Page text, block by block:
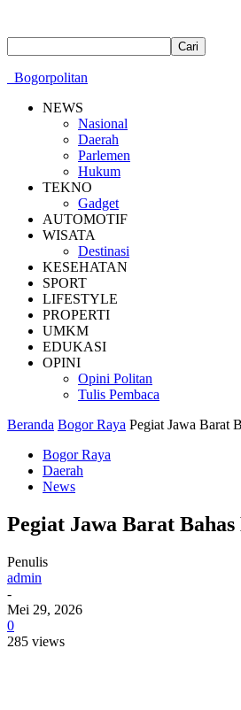
Bogorpolitan
NEWS
Nasional
Daerah
Parlemen
Hukum
TEKNO
Gadget
AUTOMOTIF
WISATA
Destinasi
KESEHATAN
SPORT
LIFESTYLE
PROPERTI
UMKM
EDUKASI
OPINI
Opini Politan
Tulis Pembaca
Beranda Bogor Raya Pegiat Jawa Barat
Bogor Raya
Daerah
News
Pegiat Jawa Barat
Penulis
admin
-
Mei 29, 2026
0
285 views